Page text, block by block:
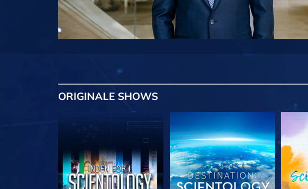
ORIGINALE SHOWS